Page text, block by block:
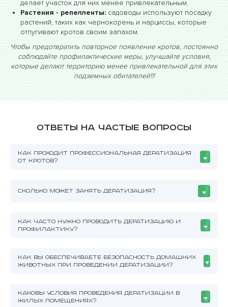
делает участок для них менее привлекательным.
Растения - репелленты: садоводы используют посадку
растений, таких как чернокорень и нарциссы, которые
отпугивают кротов своим запахом.
Чтобы предотвратить повторное появление кротов, постоянно
соблюдайте профилактические меры, улучшайте условия,
которые делают территорию менее привлекательной для этих
подземных обитателей!!!
Ответы на частые вопросы
КАК ПРОХОДИТ ПРОФЕССИОНАЛЬНАЯ ДЕРАТИЗАЦИЯ
ОТ КРОТОВ?
СКОЛЬКО МОЖЕТ ЗАНЯТЬ ДЕРАТИЗАЦИЯ?
КАК ЧАСТО НУЖНО ПРОВОДИТЬ ДЕРАТИЗАЦИЮ И
ПРОФИЛАКТИКУ?
КАК ВЫ ОБЕСПЕЧИВАЕТЕ БЕЗОПАСНОСТЬ ДОМАШНИХ
ЖИВОТНЫХ ПРИ ПРОВЕДЕНИИ ДЕРАТИЗАЦИИ?
КАКОВЫ УСЛОВИЯ ПРОВЕДЕНИЯ ДЕРАТИЗАЦИИ В
ЖИЛЫХ ПОМЕЩЕНИЯХ?